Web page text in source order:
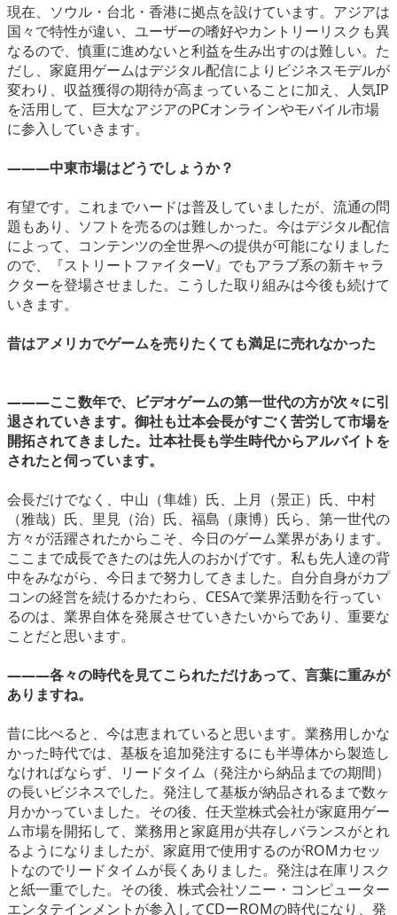
現在、ソウル・台北・香港に拠点を設けています。アジアは
国々で特性が違い、ユーザーの嗜好やカントリーリスクも異
なるので、慎重に進めないと利益を生み出すのは難しい。た
だし、家庭用ゲームはデジタル配信によりビジネスモデルが
変わり、収益獲得の期待が高まっていることに加え、人気IP
を活用して、巨大なアジアのPCオンラインやモバイル市場
に参入していきます。
―――中東市場はどうでしょうか？
有望です。これまでハードは普及していましたが、流通の問
題もあり、ソフトを売るのは難しかった。今はデジタル配信
によって、コンテンツの全世界への提供が可能になりました
ので、『ストリートファイターV』でもアラブ系の新キャラ
クターを登場させました。こうした取り組みは今後も続けて
いきます。
昔はアメリカでゲームを売りたくても満足に売れなかった
―――ここ数年で、ビデオゲームの第一世代の方が次々に引
退されていきます。御社も辻本会長がすごく苦労して市場を
開拓されてきました。辻本社長も学生時代からアルバイトを
されたと伺っています。
会長だけでなく、中山（隼雄）氏、上月（景正）氏、中村
（雅哉）氏、里見（治）氏、福島（康博）氏ら、第一世代の
方々が活躍されたからこそ、今日のゲーム業界があります。
ここまで成長できたのは先人のおかげです。私も先人達の背
中をみながら、今日まで努力してきました。自分自身がカプ
コンの経営を続けるかたわら、CESAで業界活動を行ってい
るのは、業界自体を発展させていきたいからであり、重要な
ことだと思います。
―――各々の時代を見てこられただけあって、言葉に重みが
ありますね。
昔に比べると、今は恵まれていると思います。業務用しかな
かった時代では、基板を追加発注するにも半導体から製造し
なければならず、リードタイム（発注から納品までの期間）
の長いビジネスでした。発注して基板が納品されるまで数ヶ
月かかっていました。その後、任天堂株式会社が家庭用ゲー
ム市場を開拓して、業務用と家庭用が共存しバランスがとれ
るようになりましたが、家庭用で使用するのがROMカセッ
トなのでリードタイムが長くありました。発注は在庫リスク
と紙一重でした。その後、株式会社ソニー・コンピューター
エンタテインメントが参入してCDーROMの時代になり、発